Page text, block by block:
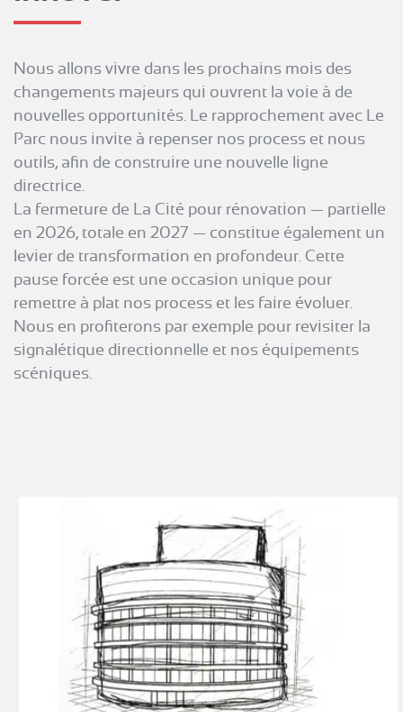
Nous allons vivre dans les prochains mois des
changements majeurs qui ouvrent la voie à de
nouvelles opportunités. Le rapprochement avec Le
Parc nous invite à repenser nos process et nous
outils, afin de construire une nouvelle ligne
directrice.
La fermeture de La Cité pour rénovation — partielle
en 2026, totale en 2027 — constitue également un
levier de transformation en profondeur. Cette
pause forcée est une occasion unique pour
remettre à plat nos process et les faire évoluer.
Nous en profiterons par exemple pour revisiter la
signalétique directionnelle et nos équipements
scéniques.